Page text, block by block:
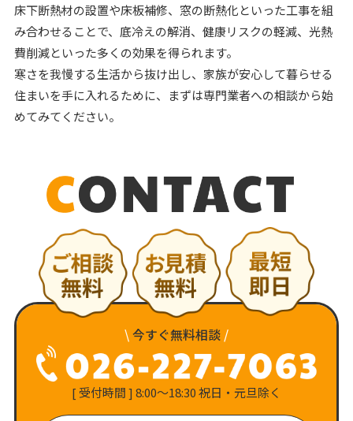
床下断熱材の設置や床板補修、窓の断熱化といった工事を組
み合わせることで、底冷えの解消、健康リスクの軽減、光熱
費削減といった多くの効果を得られます。
寒さを我慢する生活から抜け出し、家族が安心して暮らせる
住まいを手に入れるために、まずは専門業者への相談から始
めてみてください。
\今すぐ無料相談 /
[ 受付時間 ] 8:00〜18:30 祝日・元旦除く